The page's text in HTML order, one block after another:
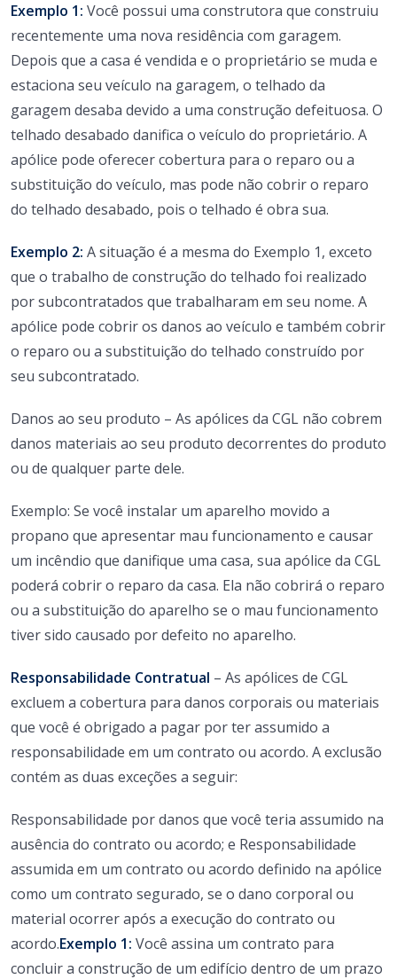
Exemplo 1: Você possui uma construtora que construiu
recentemente uma nova residência com garagem.
Depois que a casa é vendida e o proprietário se muda e
estaciona seu veículo na garagem, o telhado da
garagem desaba devido a uma construção defeituosa. O
telhado desabado danifica o veículo do proprietário. A
apólice pode oferecer cobertura para o reparo ou a
substituição do veículo, mas pode não cobrir o reparo
do telhado desabado, pois o telhado é obra sua.
Exemplo 2: A situação é a mesma do Exemplo 1, exceto
que o trabalho de construção do telhado foi realizado
por subcontratados que trabalharam em seu nome. A
apólice pode cobrir os danos ao veículo e também cobrir
o reparo ou a substituição do telhado construído por
seu subcontratado.
Danos ao seu produto – As apólices da CGL não cobrem
danos materiais ao seu produto decorrentes do produto
ou de qualquer parte dele.
Exemplo: Se você instalar um aparelho movido a
propano que apresentar mau funcionamento e causar
um incêndio que danifique uma casa, sua apólice da CGL
poderá cobrir o reparo da casa. Ela não cobrirá o reparo
ou a substituição do aparelho se o mau funcionamento
tiver sido causado por defeito no aparelho.
Responsabilidade Contratual – As apólices de CGL
excluem a cobertura para danos corporais ou materiais
que você é obrigado a pagar por ter assumido a
responsabilidade em um contrato ou acordo. A exclusão
contém as duas exceções a seguir:
Responsabilidade por danos que você teria assumido na
ausência do contrato ou acordo; e Responsabilidade
assumida em um contrato ou acordo definido na apólice
como um contrato segurado, se o dano corporal ou
material ocorrer após a execução do contrato ou
acordo.Exemplo 1: Você assina um contrato para
concluir a construção de um edifício dentro de um prazo